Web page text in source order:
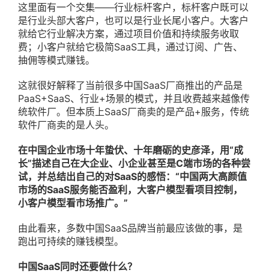
这里面有一个交集——行业标杆客户，标杆客户既可以
是行业头部大客户，也可以是行业长尾小客户。大客户
就给它行业解决方案，通过项目价值和持续服务收取
费；小客户就给它极简SaaS工具，通过订阅、广告、
抽佣等模式赚钱。
这就很好解释了当前很多中国SaaS厂商推出的产品是
PaaS+SaaS、行业+场景的模式，并且收费越来越像传
统软件厂。但本质上SaaS厂商卖的是产品+服务，传统
软件厂商卖的是人头。
在中国企业市场十年蛰伏、十年磨砺的史彦泽，用“成
长”描述自己在大企业、小企业甚至是C端市场的各种尝
试，并总结出自己的对SaaS的感悟：“中国两大高颜值
市场的SaaS服务能否盈利，大客户模型看项目控制，
小客户模型看市场推广。”
由此看来，多数中国SaaS品牌当前最应该做的事，是
跑出可持续的赚钱模型。
中国SaaS同时还要做什么？